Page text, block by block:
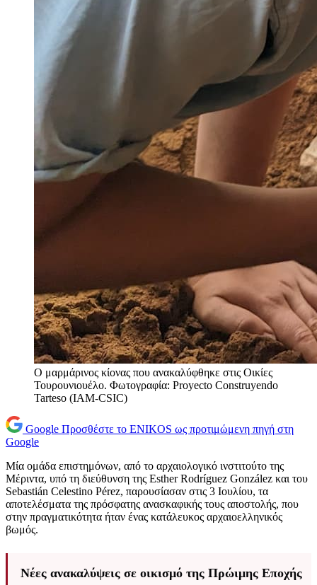
Ο μαρμάρινος κίονας που ανακαλύφθηκε στις Οικίες
Τουρουνιουέλο. Φωτογραφία: Proyecto Construyendo
Tarteso (IAM-CSIC)
Google Προσθέστε το ENIKOS ως προτιμώμενη πηγή στη
Google
Μία ομάδα επιστημόνων, από το αρχαιολογικό ινστιτούτο της
Μέριντα, υπό τη διεύθυνση της Esther Rodríguez González και του
Sebastián Celestino Pérez, παρουσίασαν στις 3 Ιουλίου, τα
αποτελέσματα της πρόσφατης ανασκαφικής τους αποστολής, που
στην πραγματικότητα ήταν ένας κατάλευκος αρχαιοελληνικός
βωμός.
Νέες ανακαλύψεις σε οικισμό της Πρώιμης Εποχής